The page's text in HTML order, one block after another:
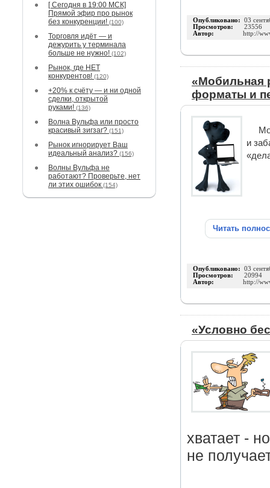
[ Сегодня в 19:00 МСК]
Прямой эфир про рынок
без конкуренции! (100)
Торговля идёт — и
дежурить у терминала
больше не нужно! (102)
Рынок, где НЕТ
конкурентов! (120)
+20% к счёту — и ни одной
сделки, открытой
руками! (136)
Волна Вульфа или просто
красивый зигзаг? (151)
Рынок игнорирует Ваш
идеальный анализ? (156)
Волны Вульфа не
работают? Проверьте, нет
ли этих ошибок (154)
Опубликовано: 03
Просмотров: 23556
Автор: http://
«Мобильная
форматы и
и
Читать
Опубликовано: 03
Просмотров: 20994
Автор: http://
«Условно
хватает -
не